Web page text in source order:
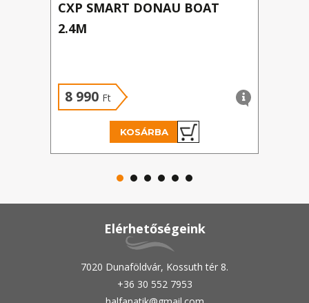
CXP SMART DONAU BOAT
2.4M
8 990 Ft
KOSÁRBA
Elérhetőségeink
7020 Dunaföldvár, Kossuth tér 8.
+36 30 552 7953